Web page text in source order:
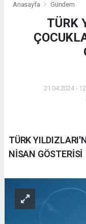
Anasayfa Gündem
TÜRK
21.04.2024 -
TÜRK
NİSAN GÖSTERİSİ